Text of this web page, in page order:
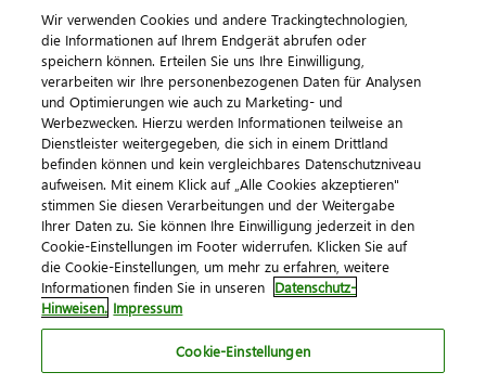
© 2026 DATEV eG
ImpressumDatenschutzAGB Kontakt
Cookie-Einstellungen
Wir verwenden Cookies und andere Trackingtechnologien,
die Informationen auf Ihrem Endgerät abrufen oder
speichern können. Erteilen Sie uns Ihre Einwilligung,
verarbeiten wir Ihre personenbezogenen Daten für Analysen
und Optimierungen wie auch zu Marketing- und
Werbezwecken. Hierzu werden Informationen teilweise an
Dienstleister weitergegeben, die sich in einem Drittland
befinden können und kein vergleichbares Datenschutzniveau
aufweisen. Mit einem Klick auf „Alle Cookies akzeptieren"
stimmen Sie diesen Verarbeitungen und der Weitergabe
Ihrer Daten zu. Sie können Ihre Einwilligung jederzeit in den
Cookie-Einstellungen im Footer widerrufen. Klicken Sie auf
die Cookie-Einstellungen, um mehr zu erfahren, weitere
Informationen finden Sie in unseren Datenschutz-
Hinweisen. Impressum
Cookie-Einstellungen